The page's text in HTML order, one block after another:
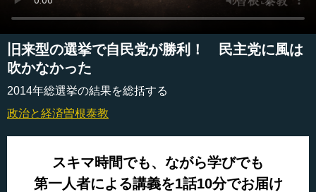
旧来型の選挙で自民党が勝利！ 民主党に風は
吹かなかった
2014年総選挙の結果を総括する
政治と経済曽根泰教
スキマ時間でも、ながら学びでも
第一人者による講義を1話10分でお届け